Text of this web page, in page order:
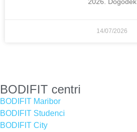
14/07/2026
BODIFIT centri
BODIFIT Maribor
BODIFIT Studenci
BODIFIT City